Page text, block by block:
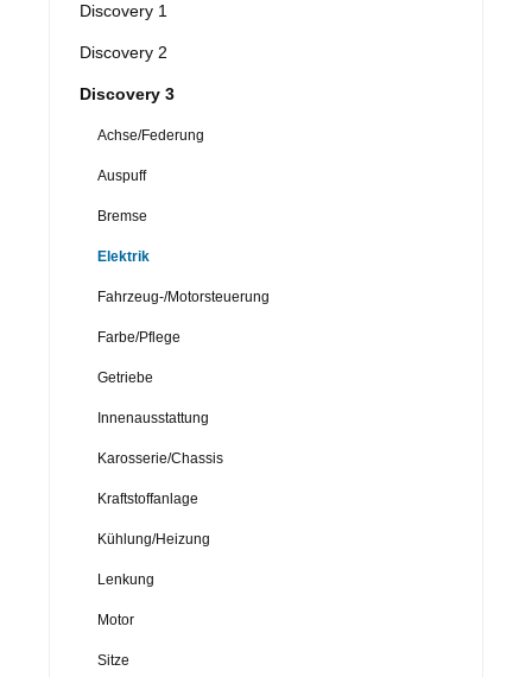
Discovery 1
Discovery 2
Discovery 3
Achse/Federung
Auspuff
Bremse
Elektrik
Fahrzeug-/Motorsteuerung
Farbe/Pflege
Getriebe
Innenausstattung
Karosserie/Chassis
Kraftstoffanlage
Kühlung/Heizung
Lenkung
Motor
Sitze